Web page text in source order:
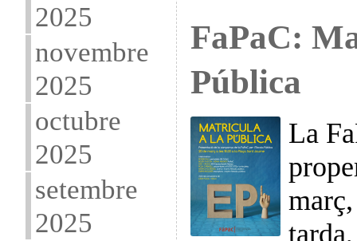
2025
novembre
2025
octubre
2025
setembre
2025
FaPaC:
Pública
La